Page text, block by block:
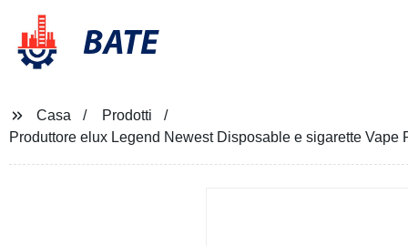
BATE
Casa
Prodotti
Produttore elux Legend Newest Disposable e sigarette